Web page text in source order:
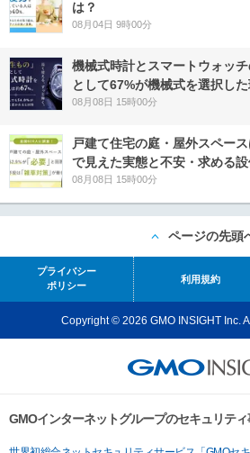
は？
08月04日 9時00分
機械式時計とスマートウォッ
として67%が機械式を選択し
08月08日 15時00分
戸建て住宅の庭・屋外スペー
で見えた実態と不安・求める
08月08日 15時00分
ページの先頭
プライバシー
ポリシー
利用規約
Copyright © 2026 GMO INSIGHT Inc.
GMOインターネットグループのセキュリテ